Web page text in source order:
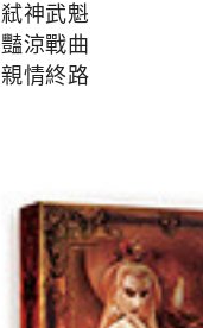
弒神武魁
豔涼戰曲
親情終路